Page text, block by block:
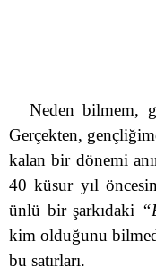
Neden bilmem,
Gerçekten,
kalan bir dönemi
40 küsur yıl
ünlü bir şarkıdaki
kim olduğunu
bu satırları.